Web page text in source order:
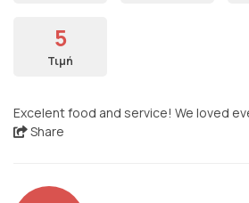
5
Τιμή
Excelent food and service! We loved
Share